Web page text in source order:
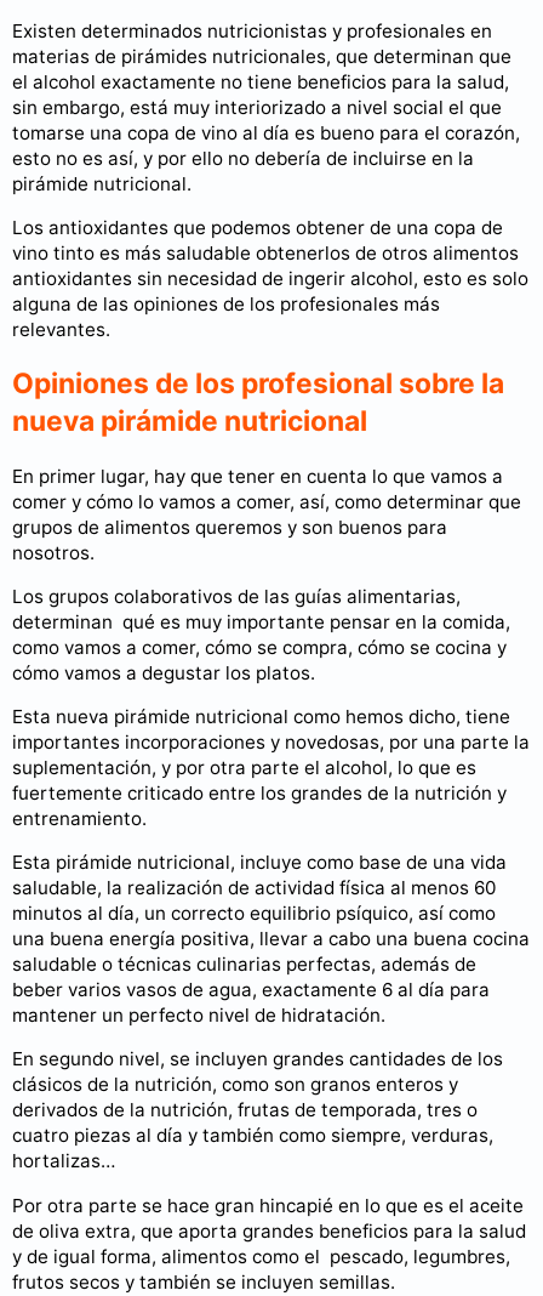
Existen determinados nutricionistas y profesionales en
materias de pirámides nutricionales, que determinan que
el alcohol exactamente no tiene beneficios para la salud,
sin embargo, está muy interiorizado a nivel social el que
tomarse una copa de vino al día es bueno para el corazón,
esto no es así, y por ello no debería de incluirse en la
pirámide nutricional.
Los antioxidantes que podemos obtener de una copa de
vino tinto es más saludable obtenerlos de otros alimentos
antioxidantes sin necesidad de ingerir alcohol, esto es solo
alguna de las opiniones de los profesionales más
relevantes.
Opiniones de los profesional sobre la
nueva pirámide nutricional
En primer lugar, hay que tener en cuenta lo que vamos a
comer y cómo lo vamos a comer, así, como determinar que
grupos de alimentos queremos y son buenos para
nosotros.
Los grupos colaborativos de las guías alimentarias,
determinan qué es muy importante pensar en la comida,
como vamos a comer, cómo se compra, cómo se cocina y
cómo vamos a degustar los platos.
Esta nueva pirámide nutricional como hemos dicho, tiene
importantes incorporaciones y novedosas, por una parte la
suplementación, y por otra parte el alcohol, lo que es
fuertemente criticado entre los grandes de la nutrición y
entrenamiento.
Esta pirámide nutricional, incluye como base de una vida
saludable, la realización de actividad física al menos 60
minutos al día, un correcto equilibrio psíquico, así como
una buena energía positiva, llevar a cabo una buena cocina
saludable o técnicas culinarias perfectas, además de
beber varios vasos de agua, exactamente 6 al día para
mantener un perfecto nivel de hidratación.
En segundo nivel, se incluyen grandes cantidades de los
clásicos de la nutrición, como son granos enteros y
derivados de la nutrición, frutas de temporada, tres o
cuatro piezas al día y también como siempre, verduras,
hortalizas…
Por otra parte se hace gran hincapié en lo que es el aceite
de oliva extra, que aporta grandes beneficios para la salud
y de igual forma, alimentos como el pescado, legumbres,
frutos secos y también se incluyen semillas.